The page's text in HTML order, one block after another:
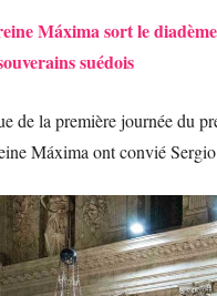
Máxima sort le
suédois
de la première journée du
Máxima ont convié